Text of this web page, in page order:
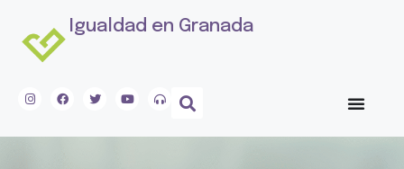
Igualdad en Granada